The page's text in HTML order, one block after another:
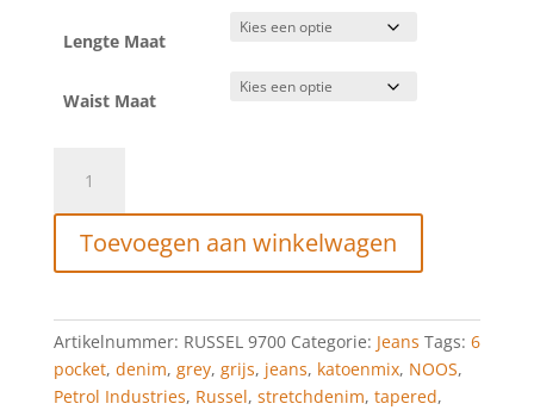
Lengte Maat
Waist Maat
Industries
Russel
regular
tapered
Grey
aantal
Toevoegen aan winkelwagen
Artikelnummer: RUSSEL 9700 Categorie: Jeans Tags: 6
pocket, denim, grey, grijs, jeans, katoenmix, NOOS,
Petrol Industries, Russel, stretchdenim, tapered,